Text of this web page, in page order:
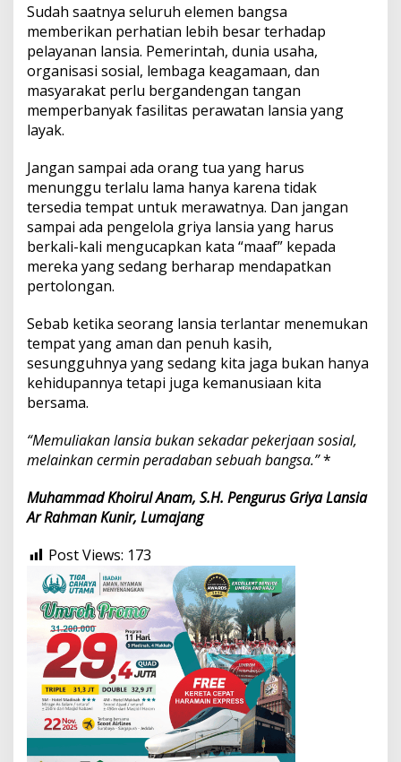
Sudah saatnya seluruh elemen bangsa
memberikan perhatian lebih besar terhadap
pelayanan lansia. Pemerintah, dunia usaha,
organisasi sosial, lembaga keagamaan, dan
masyarakat perlu bergandengan tangan
memperbanyak fasilitas perawatan lansia yang
layak.
Jangan sampai ada orang tua yang harus
menunggu terlalu lama hanya karena tidak
tersedia tempat untuk merawatnya. Dan jangan
sampai ada pengelola griya lansia yang harus
berkali-kali mengucapkan kata “maaf” kepada
mereka yang sedang berharap mendapatkan
pertolongan.
Sebab ketika seorang lansia terlantar menemukan
tempat yang aman dan penuh kasih,
sesungguhnya yang sedang kita jaga bukan hanya
kehidupannya tetapi juga kemanusiaan kita
bersama.
“Memuliakan lansia bukan sekadar pekerjaan sosial,
melainkan cermin peradaban sebuah bangsa.”*
Muhammad Khoirul Anam, S.H. Pengurus Griya Lansia
Ar Rahman Kunir, Lumajang
Post Views: 173